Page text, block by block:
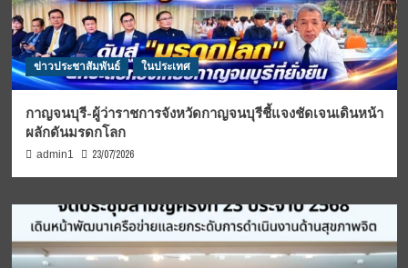
ข่าวประชาสัมพันธ์ ในประเทศ
กาญจนบุรี-ผู้ว่าราชการจังหวัดกาญจนบุรีชี้แจงชัดเจนเดินหน้า
ผลักดันมรดกโลก
admin1 23/07/2026